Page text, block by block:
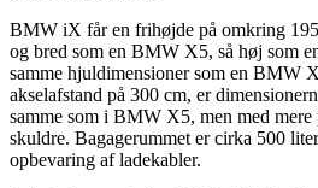
BMW iX får en frihøjde på omkring
og bred som en BMW X5, så høj som
samme hjuldimensioner som en BMW
akselafstand på 300 cm, er
samme som i BMW X5, men med
skuldre. Bagagerummet er cirka 500
opbevaring af ladekabler.